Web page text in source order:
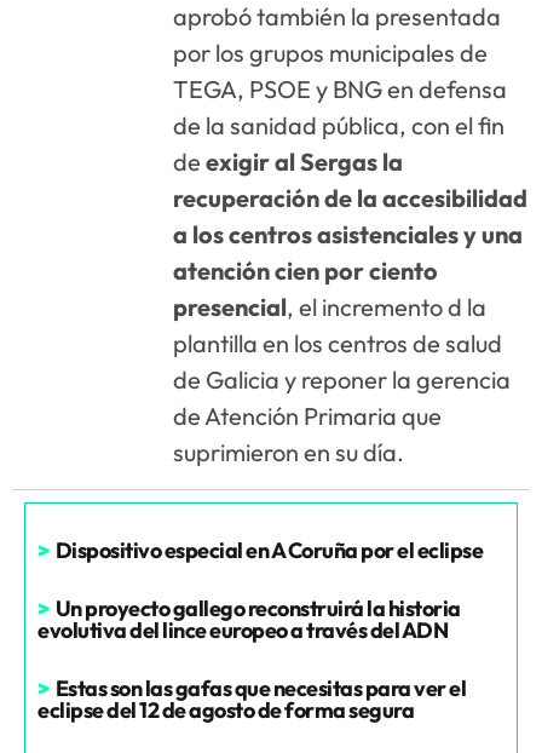
aprobó también la presentada
por los grupos municipales de
TEGA, PSOE y BNG en defensa
de la sanidad pública, con el fin
deexigir al Sergas la
recuperación de la accesibilidad
a los centros asistenciales y una
atención cien por ciento
presencial, el incremento d la
plantilla en los centros de salud
de Galicia y reponer la gerencia
de Atención Primaria que
suprimieron en su día.
> Dispositivo especial en A Coruña por el eclipse
> Un proyecto gallego reconstruirá la historia
evolutiva del lince europeo a través del ADN
> Estas son las gafas que necesitas para ver el
eclipse del 12 de agosto de forma segura